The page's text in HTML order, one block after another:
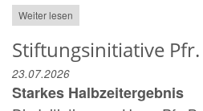
Weiter lesen
Stiftungsinitiative
23.07.2026
Starkes Halbzeitergebnis